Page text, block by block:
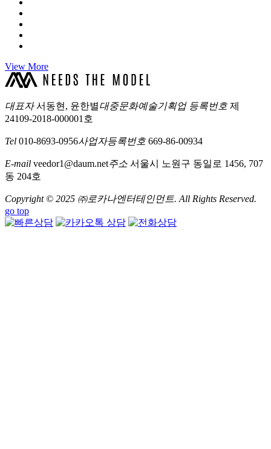
View More
대표자서동현, 윤한별대중문화예술기획업 등록번호제
24109-2018-000001호
Tel 010-8693-0956사업자등록번호669-86-00934
E-mail veedor1@daum.net주소 서울시 노원구 동일로 1456, 707
동 204호
Copyright © 2025 ㈜로카나엔터테인먼트. All Rights Reserved.
go top